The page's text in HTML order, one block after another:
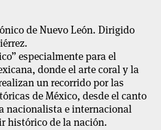
de Nuevo León. Dirigido
.
especialmente para el
donde el arte coral y la
un recorrido por las
de México, desde el canto
nacionalista e internacional
histórico de la nación.